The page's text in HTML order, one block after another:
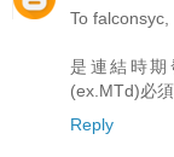
To falconsyc,
是連結時期
(ex.MTd)必
Reply